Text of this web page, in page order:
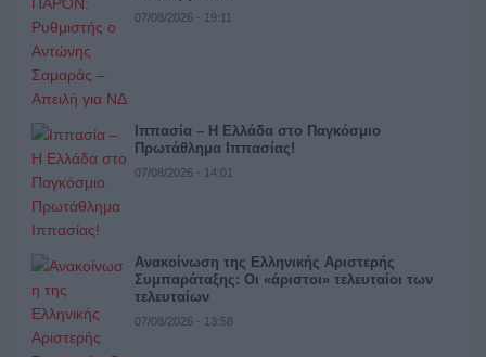
07/08/2026 - 19:11
Ιππασία – Η Ελλάδα στο Παγκόσμιο
Πρωτάθλημα Ιππασίας!
07/08/2026 - 14:01
Ανακοίνωση της Ελληνικής Αριστερής
Συμπαράταξης: Οι «άριστοι» τελευταίοι των
τελευταίων
07/08/2026 - 13:58